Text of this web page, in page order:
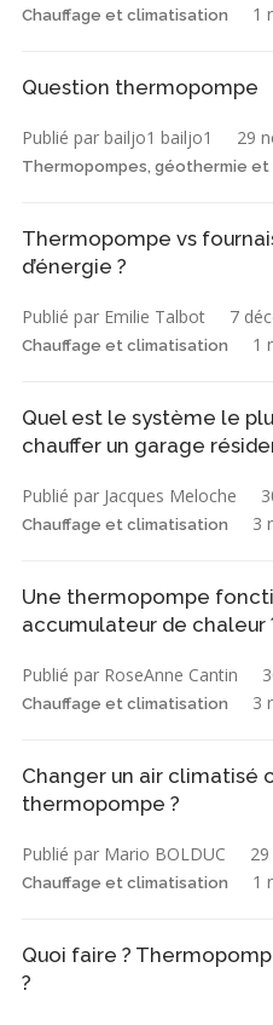
Chauffage et climatisation 1
Question thermopompe
Publié par bailjo1 bailjo1 29
Thermopompes, géothermie
Thermopompe vs
d’énergie ?
Publié par Emilie Talbot 7
Chauffage et climatisation 1
Quel est le système le
chauffer un garage
Publié par Jacques Meloche
Chauffage et climatisation 3
Une thermopompe
accumulateur de chaleur
Publié par RoseAnne Cantin
Chauffage et climatisation 3
Changer un air climatisé
thermopompe ?
Publié par Mario BOLDUC
Chauffage et climatisation 1
Quoi faire ?
?